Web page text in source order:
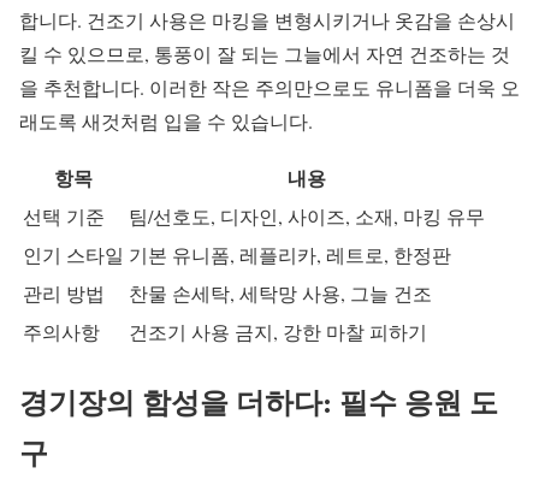
합니다. 건조기 사용은 마킹을 변형시키거나 옷감을 손상시
킬 수 있으므로, 통풍이 잘 되는 그늘에서 자연 건조하는 것
을 추천합니다. 이러한 작은 주의만으로도 유니폼을 더욱 오
래도록 새것처럼 입을 수 있습니다.
항목 내용
선택 기준
팀/선호도, 디자인, 사이즈, 소재, 마킹 유무
인기 스타일 기본 유니폼, 레플리카, 레트로, 한정판
관리 방법
찬물 손세탁, 세탁망 사용, 그늘 건조
주의사항
건조기 사용 금지, 강한 마찰 피하기
경기장의 함성을 더하다: 필수 응원 도
구